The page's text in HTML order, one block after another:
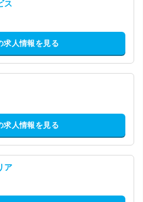
ス
求人情報を見る
求人情報を見る
ア